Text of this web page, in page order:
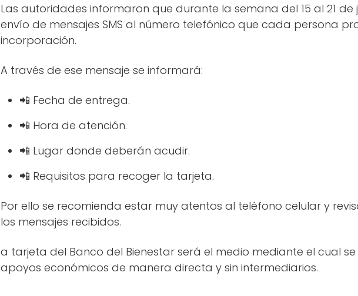
Las autoridades informaron que durante la semana del 15 al 21 de
envío de mensajes SMS al número telefónico que cada persona
incorporación.
A través de ese mensaje se informará:
📲 Fecha de entrega.
📲 Hora de atención.
📲 Lugar donde deberán acudir.
📲 Requisitos para recoger la tarjeta.
Por ello se recomienda estar muy atentos al teléfono celular y
los mensajes recibidos.
a tarjeta del Banco del Bienestar será el medio mediante el cual
apoyos económicos de manera directa y sin intermediarios.